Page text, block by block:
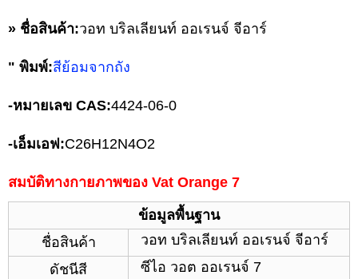
» ชื่อสินค้า:วอท บริลเลียนท์ ออเรนจ์ จีอาร์
" พิมพ์:สีย้อมจากถัง
-หมายเลข CAS:4424-06-0
-เอ็มเอฟ:C26H12N4O2
สมบัติทางกายภาพของ Vat Orange 7
ข้อมูลพื้นฐาน
ชื่อสินค้า
วอท บริลเลียนท์ ออเรนจ์ จีอาร์
ดัชนีสี
ซีไอ วอต ออเรนจ์ 7